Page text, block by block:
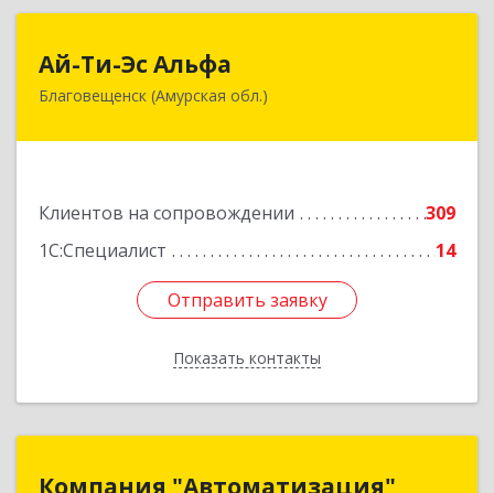
Ай-Ти-Эс Альфа
Благовещенск (Амурская обл.)
Клиентов на сопровождении
309
1С:Специалист
14
Отправить заявку
Показать контакты
675000, Амурская обл, Благовещенск г, Зейская
Отправить заявку
Назад
Компания "Автоматизация"